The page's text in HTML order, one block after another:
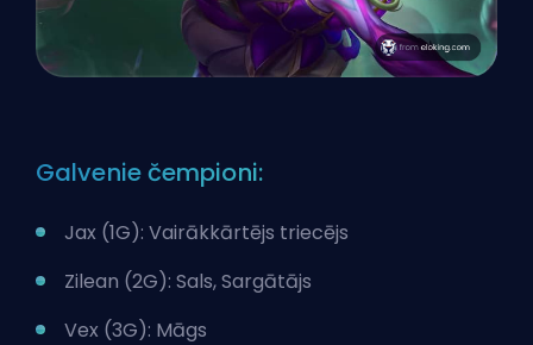
Galvenie čempioni:
Jax (1G): Vairākkārtējs triecējs
Zilean (2G): Sals, Sargātājs
Vex (3G): Māgs